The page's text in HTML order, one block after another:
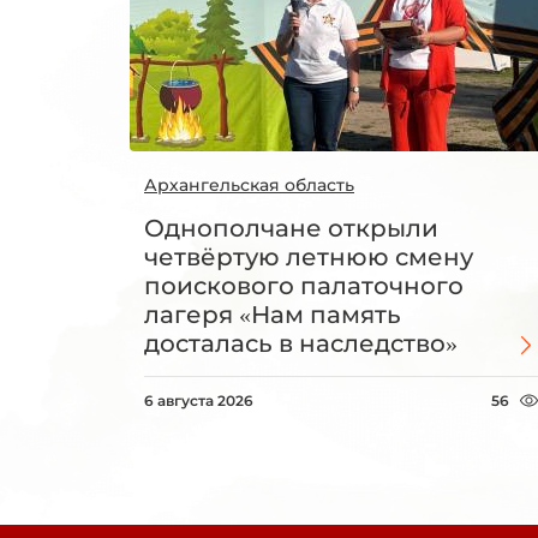
Архангельская область
Однополчане открыли
четвёртую летнюю смену
поискового палаточного
лагеря «Нам память
досталась в наследство»
6 августа 2026 56